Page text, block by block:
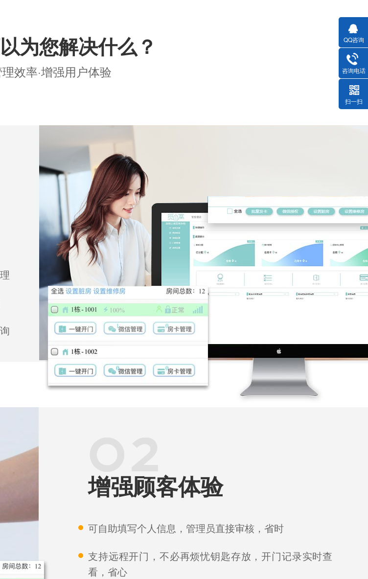
为您解决什么？
效率·增强用户体验
增强顾客体验
可自助填写个人信息，管理员直接审核，省时
支持远程开门，不必再烦忧钥匙存放，开门记录实时查
看，省心
QQ咨询
咨询电话
扫一扫